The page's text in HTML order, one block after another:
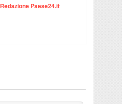
Redazione Paese24.it